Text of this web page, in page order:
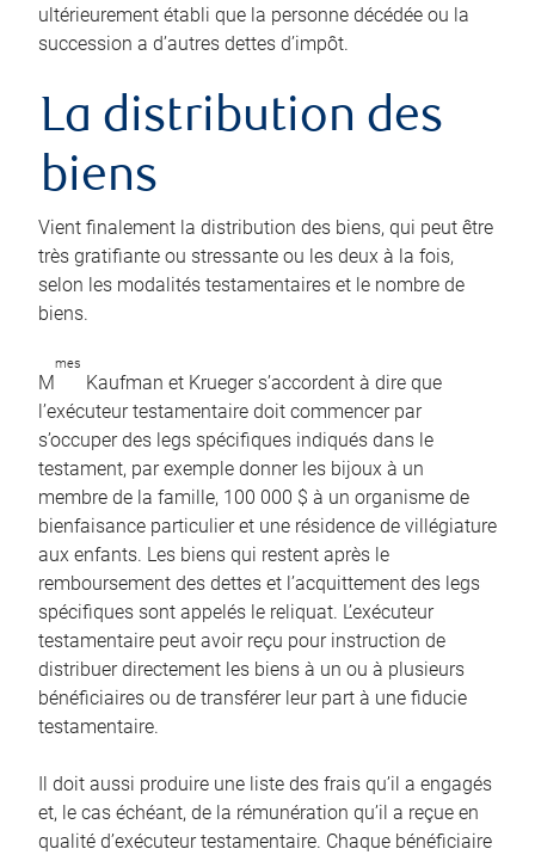
ultérieurement établi que la personne décédée ou la
succession a d’autres dettes d’impôt.
La distribution des
biens
Vient finalement la distribution des biens, qui peut être
très gratifiante ou stressante ou les deux à la fois,
selon les modalités testamentaires et le nombre de
biens.
M
mes
Kaufman et Krueger s’accordent à dire que
l’exécuteur testamentaire doit commencer par
s’occuper des legs spécifiques indiqués dans le
testament, par exemple donner les bijoux à un
membre de la famille, 100 000 $ à un organisme de
bienfaisance particulier et une résidence de villégiature
aux enfants. Les biens qui restent après le
remboursement des dettes et l’acquittement des legs
spécifiques sont appelés le reliquat. L’exécuteur
testamentaire peut avoir reçu pour instruction de
distribuer directement les biens à un ou à plusieurs
bénéficiaires ou de transférer leur part à une fiducie
testamentaire.
Il doit aussi produire une liste des frais qu’il a engagés
et, le cas échéant, de la rémunération qu’il a reçue en
qualité d’exécuteur testamentaire. Chaque bénéficiaire